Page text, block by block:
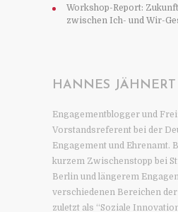
Workshop-Report:
zwischen Ich- und Wir-
HANNES JÄHNERT
Engagementblogger und
Vorstandsreferent bei der
Engagement und Ehrenamt.
kurzem Zwischenstopp bei
Berlin und längerem
verschiedenen Bereichen
zuletzt als “Soziale